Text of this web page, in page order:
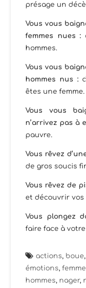
présage un
Vous vous
femmes nues :
hommes.
Vous vous
hommes nus :
êtes une femme.
Vous vous
n’arrivez pas à
pauvre.
Vous rêvez
de gros soucis
Vous rêvez de
et découvrir vos
Vous plongez
faire face à
actions, boue,
émotions,
hommes, nager,